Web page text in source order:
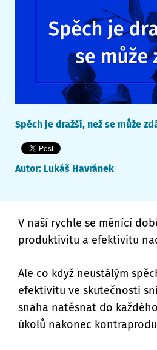
Spěch je dražší, než se může
Autor: Lukáš Havránek
V naší rychle se měnící
produktivitu a efektivitu
Ale co když neustálým
efektivitu ve skutečnosti
snaha natěsnat do
úkolů nakonec